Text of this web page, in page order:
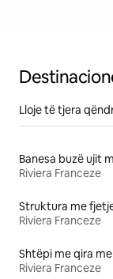
Lloje të tjera
Banesa buzë ujit
Riviera Franceze
Riviera Franceze
Riviera Franceze